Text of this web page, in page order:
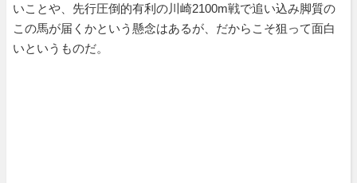
いことや、先行圧倒的有利の川崎2100m戦で追い込み脚質の
この馬が届くかという懸念はあるが、だからこそ狙って面白
いというものだ。